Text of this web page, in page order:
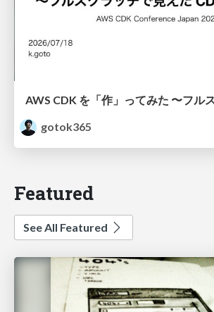
gotok365
Featured
See All Featured